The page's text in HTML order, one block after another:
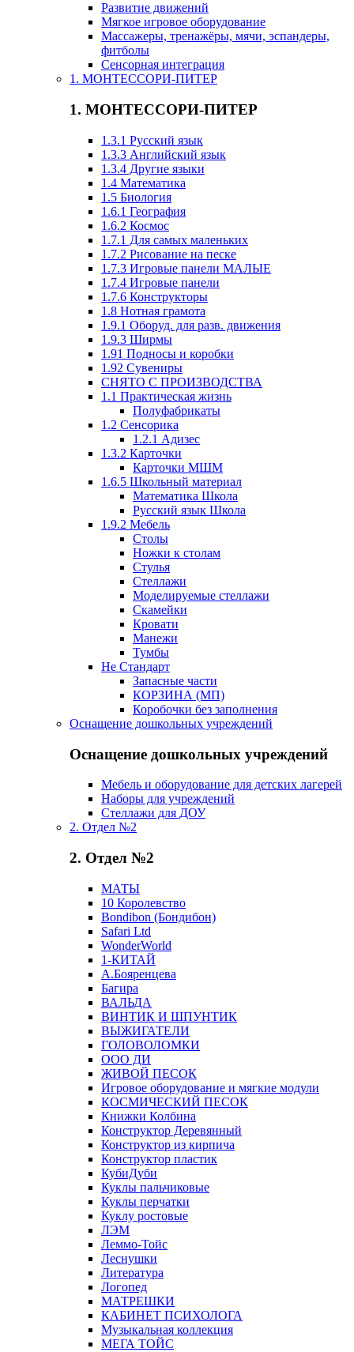
Развитие движений
Мягкое игровое оборудование
Массажеры, тренажёры, мячи, эспандеры,
фитболы
Сенсорная интеграция
1. МОНТЕССОРИ-ПИТЕР
1. МОНТЕССОРИ-ПИТЕР
1.3.1 Русский язык
1.3.3 Английский язык
1.3.4 Другие языки
1.4 Математика
1.5 Биология
1.6.1 География
1.6.2 Космос
1.7.1 Для самых маленьких
1.7.2 Рисование на песке
1.7.3 Игровые панели МАЛЫЕ
1.7.4 Игровые панели
1.7.6 Конструкторы
1.8 Нотная грамота
1.9.1 Оборуд. для разв. движения
1.9.3 Ширмы
1.91 Подносы и коробки
1.92 Сувениры
СНЯТО С ПРОИЗВОДСТВА
1.1 Практическая жизнь
Полуфабрикаты
1.2 Сенсорика
1.2.1 Адизес
1.3.2 Карточки
Карточки МШМ
1.6.5 Школьный материал
Математика Школа
Русский язык Школа
1.9.2 Мебель
Столы
Ножки к столам
Стулья
Стеллажи
Моделируемые стеллажи
Скамейки
Кровати
Манежи
Тумбы
Не Стандарт
Запасные части
КОРЗИНА (МП)
Коробочки без заполнения
Оснащение дошкольных учреждений
Оснащение дошкольных учреждений
Мебель и оборудование для детских лагерей
Наборы для учреждений
Стеллажи для ДОУ
2. Отдел №2
2. Отдел №2
МАТЫ
10 Королевство
Bondibon (Бондибон)
Safari Ltd
WonderWorld
1-КИТАЙ
А.Бояренцева
Багира
ВАЛЬДА
ВИНТИК И ШПУНТИК
ВЫЖИГАТЕЛИ
ГОЛОВОЛОМКИ
ООО ДИ
ЖИВОЙ ПЕСОК
Игровое оборудование и мягкие модули
КОСМИЧЕСКИЙ ПЕСОК
Книжки Колбина
Конструктор Деревянный
Конструктор из кирпича
Конструктор пластик
КубиДуби
Куклы пальчиковые
Куклы перчатки
Куклу ростовые
ЛЭМ
Леммо-Тойс
Леснушки
Литература
Логопед
МАТРЕШКИ
КАБИНЕТ ПСИХОЛОГА
Музыкальная коллекция
МЕГА ТОЙС